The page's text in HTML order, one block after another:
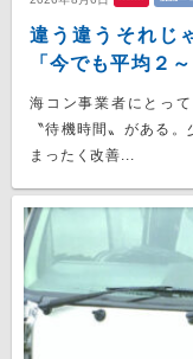
違う違うそれ
「今でも平均２
海コン事業者にとっ
〝待機時間〟がある
まったく改善...